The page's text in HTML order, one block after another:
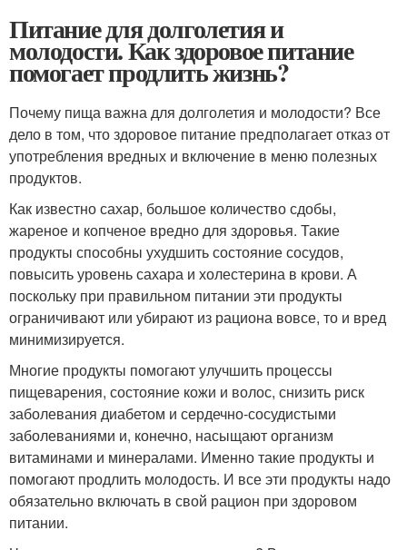
Питание для долголетия и
молодости. Как здоровое питание
помогает продлить жизнь?
Почему пища важна для долголетия и молодости? Все
дело в том, что здоровое питание предполагает отказ от
употребления вредных и включение в меню полезных
продуктов.
Как известно сахар, большое количество сдобы,
жареное и копченое вредно для здоровья. Такие
продукты способны ухудшить состояние сосудов,
повысить уровень сахара и холестерина в крови. А
поскольку при правильном питании эти продукты
ограничивают или убирают из рациона вовсе, то и вред
минимизируется.
Многие продукты помогают улучшить процессы
пищеварения, состояние кожи и волос, снизить риск
заболевания диабетом и сердечно-сосудистыми
заболеваниями и, конечно, насыщают организм
витаминами и минералами. Именно такие продукты и
помогают продлить молодость. И все эти продукты надо
обязательно включать в свой рацион при здоровом
питании.